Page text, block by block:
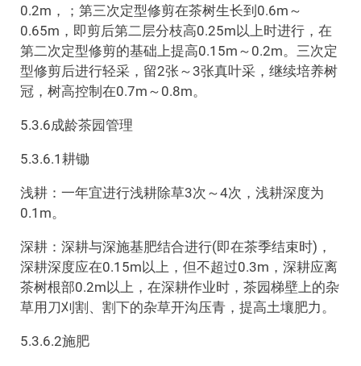
0.2m，；第三次定型修剪在茶树生长到0.6m～
0.65m，即剪后第二层分枝高0.25m以上时进行，在
第二次定型修剪的基础上提高0.15m～0.2m。三次定
型修剪后进行轻采，留2张～3张真叶采，继续培养树
冠，树高控制在0.7m～0.8m。
5.3.6成龄茶园管理
5.3.6.1耕锄
浅耕：一年宜进行浅耕除草3次～4次，浅耕深度为
0.1m。
深耕：深耕与深施基肥结合进行(即在茶季结束时)，
深耕深度应在0.15m以上，但不超过0.3m，深耕应离
茶树根部0.2m以上，在深耕作业时，茶园梯壁上的杂
草用刀刈割、割下的杂草开沟压青，提高土壤肥力。
5.3.6.2施肥